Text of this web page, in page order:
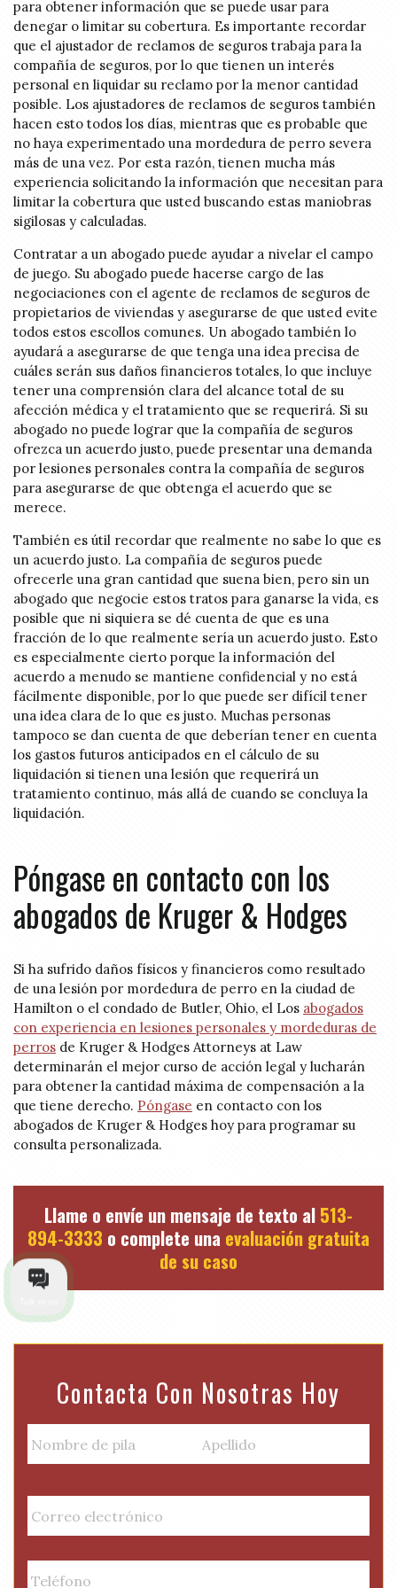
para obtener información que se puede usar para
denegar o limitar su cobertura. Es importante recordar
que el ajustador de reclamos de seguros trabaja para la
compañía de seguros, por lo que tienen un interés
personal en liquidar su reclamo por la menor cantidad
posible. Los ajustadores de reclamos de seguros también
hacen esto todos los días, mientras que es probable que
no haya experimentado una mordedura de perro severa
más de una vez. Por esta razón, tienen mucha más
experiencia solicitando la información que necesitan para
limitar la cobertura que usted buscando estas maniobras
sigilosas y calculadas.
Contratar a un abogado puede ayudar a nivelar el campo
de juego. Su abogado puede hacerse cargo de las
negociaciones con el agente de reclamos de seguros de
propietarios de viviendas y asegurarse de que usted evite
todos estos escollos comunes. Un abogado también lo
ayudará a asegurarse de que tenga una idea precisa de
cuáles serán sus daños financieros totales, lo que incluye
tener una comprensión clara del alcance total de su
afección médica y el tratamiento que se requerirá. Si su
abogado no puede lograr que la compañía de seguros
ofrezca un acuerdo justo, puede presentar una demanda
por lesiones personales contra la compañía de seguros
para asegurarse de que obtenga el acuerdo que se
merece.
También es útil recordar que realmente no sabe lo que es
un acuerdo justo. La compañía de seguros puede
ofrecerle una gran cantidad que suena bien, pero sin un
abogado que negocie estos tratos para ganarse la vida, es
posible que ni siquiera se dé cuenta de que es una
fracción de lo que realmente sería un acuerdo justo. Esto
es especialmente cierto porque la información del
acuerdo a menudo se mantiene confidencial y no está
fácilmente disponible, por lo que puede ser difícil tener
una idea clara de lo que es justo. Muchas personas
tampoco se dan cuenta de que deberían tener en cuenta
los gastos futuros anticipados en el cálculo de su
liquidación si tienen una lesión que requerirá un
tratamiento continuo, más allá de cuando se concluya la
liquidación.
Póngase en contacto con los
abogados de Kruger & Hodges
Si ha sufrido daños físicos y financieros como resultado
de una lesión por mordedura de perro en la ciudad de
Hamilton o el condado de Butler, Ohio, el Los abogados
con experiencia en lesiones personales y mordeduras de
perros de Kruger & Hodges Attorneys at Law
determinarán el mejor curso de acción legal y lucharán
para obtener la cantidad máxima de compensación a la
que tiene derecho. Póngase en contacto con los
abogados de Kruger & Hodges hoy para programar su
consulta personalizada.
Llame o envíe un mensaje de texto al 513-
894-3333 o complete una evaluación gratuita
de su caso
Contacta Con Nosotras Hoy
a
e
(
R
q
de
pila
E
m
a
i
l
P
h